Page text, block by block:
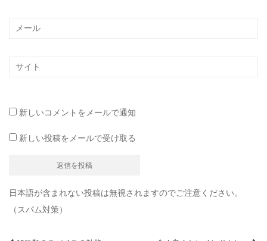
新しいコメントをメールで通知
新しい投稿をメールで受け取る
日本語が含まれない投稿は無視されますのでご注意ください。
（スパム対策）